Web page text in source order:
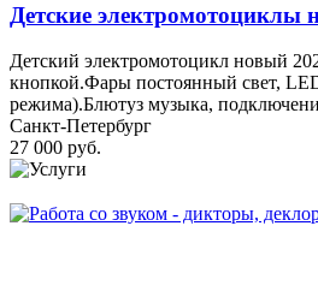
Детские электромотоциклы
Детский электромотоцикл новый
кнопкой.Фары постоянный свет,
режима).Блютуз музыка,
Санкт-Петербург
27 000 руб.